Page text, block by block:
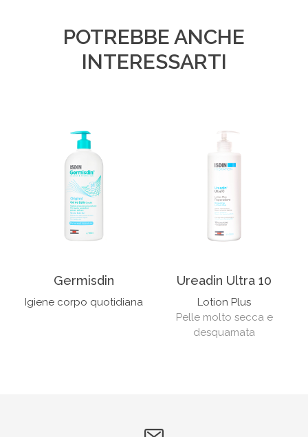
POTREBBE ANCHE
INTERESSARTI
Germisdin
Igiene corpo quotidiana
Ureadin Ultra 10
Lotion Plus
Pelle molto secca e
desquamata